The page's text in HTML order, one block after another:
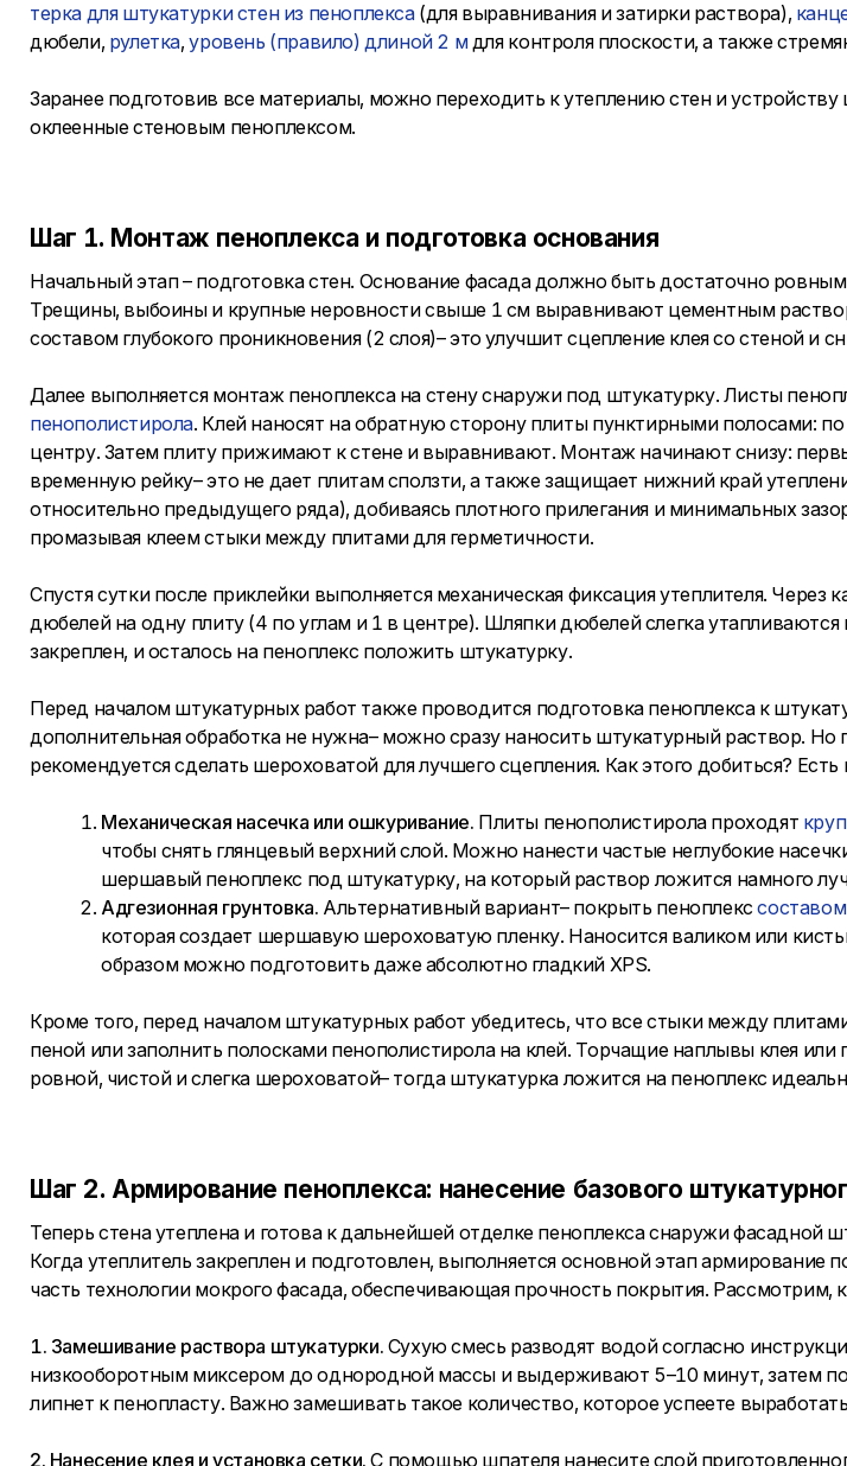
терка для штукатурки стен из пеноплекса(для выравнивания и затирки раствора),
дюбели, рулетка,уровень (правило) длиной 2 мдля контроля плоскости, а также
Заранее подготовив все материалы, можно переходить к утеплению стен и
оклеенные стеновым пеноплексом.
Шаг 1. Монтаж пеноплекса и подготовка основания
Начальный этап – подготовка стен. Основание фасада должно быть достаточно
Трещины, выбоины и крупные неровности свыше 1 см выравнивают цементным
составом глубокого проникновения (2 слоя)– это улучшит сцепление клея со стеной и
Далее выполняется монтаж пеноплекса на стену снаружи под штукатурку. Листы
пенополистирола. Клей наносят на обратную сторону плиты пунктирными полосами:
центру. Затем плиту прижимают к стене и выравнивают. Монтаж начинают снизу:
временную рейку– это не дает плитам сползти, а также защищает нижний край
относительно предыдущего ряда), добиваясь плотного прилегания и минимальных
промазывая клеем стыки между плитами для герметичности.
Спустя сутки после приклейки выполняется механическая фиксация утеплителя.
дюбелей на одну плиту (4 по углам и 1 в центре). Шляпки дюбелей слегка
закреплен, и осталось на пеноплекс положить штукатурку.
Перед началом штукатурных работ также проводится подготовка пеноплекса к
дополнительная обработка не нужна– можно сразу наносить штукатурный раствор.
рекомендуется сделать шероховатой для лучшего сцепления. Как этого добиться?
Механическая насечка или ошкуривание. Плиты пенополистирола проходят
чтобы снять глянцевый верхний слой. Можно нанести частые неглубокие
шершавый пеноплекс под штукатурку, на который раствор ложится намного
Адгезионная грунтовка. Альтернативный вариант– покрыть пеноплекс
которая создает шершавую шероховатую пленку. Наносится валиком или
образом можно подготовить даже абсолютно гладкий XPS.
Кроме того, перед началом штукатурных работ убедитесь, что все стыки между
пеной или заполнить полосками пенополистирола на клей. Торчащие наплывы клея
ровной, чистой и слегка шероховатой– тогда штукатурка ложится на пеноплекс
Шаг 2. Армирование пеноплекса: нанесение базового
Теперь стена утеплена и готова к дальнейшей отделке пеноплекса снаружи
Когда утеплитель закреплен и подготовлен, выполняется основной этап
часть технологии мокрого фасада, обеспечивающая прочность покрытия. Рассмотрим,
1. Замешивание раствора штукатурки. Сухую смесь разводят водой согласно
низкооборотным миксером до однородной массы и выдерживают 5–10 минут, затем
липнет к пенопласту. Важно замешивать такое количество, которое успеете
2. Нанесение клея и установка сетки. С помощью шпателя нанесите слой